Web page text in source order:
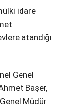
idare
atandığı
Genel
Başer,
Müdür